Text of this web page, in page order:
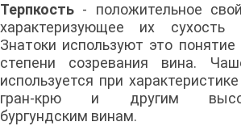
Терпкость - положительное
характеризующее их сухость
Знатоки используют это
степени созревания вина.
используется при
гран-крю и другим
бургундским винам.